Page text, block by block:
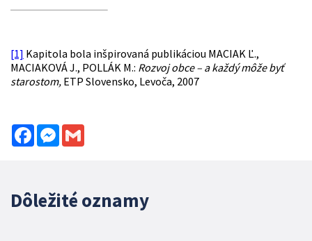
[1] Kapitola bola inšpirovaná publikáciou MACIAK Ľ.,
MACIAKOVÁ J., POLLÁK M.: Rozvoj obce – a každý môže byť
starostom, ETP Slovensko, Levoča, 2007
FacebookMessenger
Dôležité oznamy